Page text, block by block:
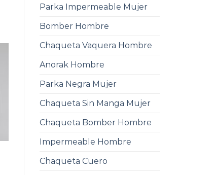
Parka Impermeable Mujer
Bomber Hombre
Chaqueta Vaquera Hombre
Anorak Hombre
Parka Negra Mujer
Chaqueta Sin Manga Mujer
Chaqueta Bomber Hombre
Impermeable Hombre
Chaqueta Cuero